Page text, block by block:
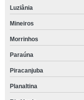
Luziânia
Mineiros
Morrinhos
Paraúna
Piracanjuba
Planaltina